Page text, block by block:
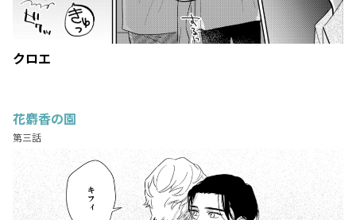
クロエ
花麝香の園
第三話